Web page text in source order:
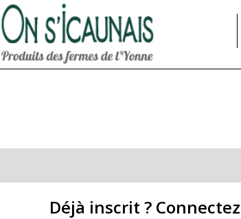
principaux
Déjà inscrit ?